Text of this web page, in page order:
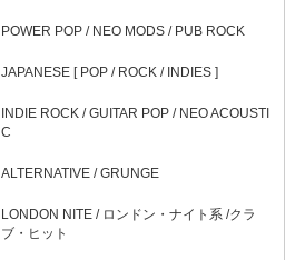
POWER POP / NEO MODS / PUB ROCK
JAPANESE [ POP / ROCK / INDIES ]
INDIE ROCK / GUITAR POP / NEO ACOUSTI
C
ALTERNATIVE / GRUNGE
LONDON NITE / ロンドン・ナイト系 /クラ
ブ・ヒット